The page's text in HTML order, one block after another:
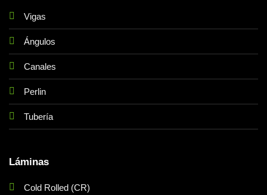
Vigas
Ángulos
Canales
Perlin
Tubería
Láminas
Cold Rolled (CR)